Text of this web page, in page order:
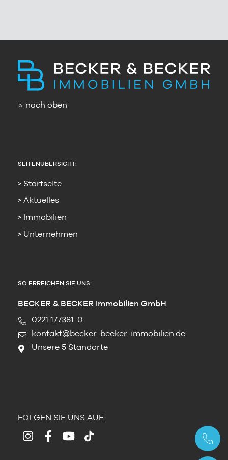
» nach oben
SEITENÜBERSICHT:
Startseite
Aktuelles
Immobilien
Unternehmen
SO ERREICHEN SIE UNS:
BECKER & BECKER Immobilien GmbH
0221 177381-0
kontakt@becker-becker-immobilien.de
Unsere 5 Standorte
FOLGEN SIE UNS AUF: